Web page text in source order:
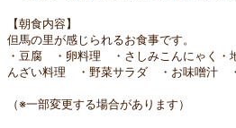
【朝食内容】
但馬の里が感じられるお食事です。
・豆腐 ・卵料理 ・さしみこんにゃく・
んざい料理 ・野菜サラダ ・お味噌汁
（※一部変更する場合があります）